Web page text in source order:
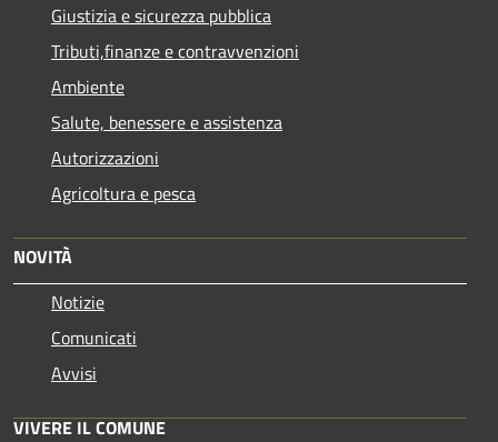
Giustizia e sicurezza pubblica
Tributi,finanze e contravvenzioni
Ambiente
Salute, benessere e assistenza
Autorizzazioni
Agricoltura e pesca
NOVITÀ
Notizie
Comunicati
Avvisi
VIVERE IL COMUNE